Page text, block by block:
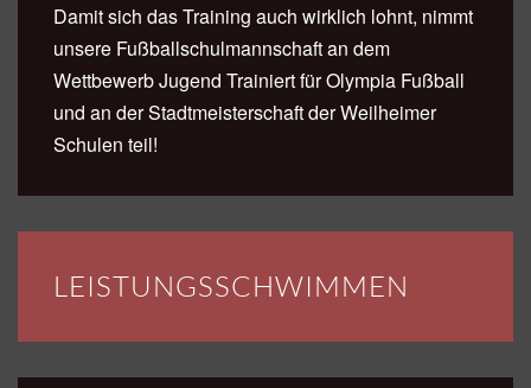
Damit sich das Training auch wirklich lohnt, nimmt
unsere Fußballschulmannschaft an dem
Wettbewerb Jugend Trainiert für Olympia Fußball
und an der Stadtmeisterschaft der Weilheimer
Schulen teil!
LEISTUNGSSCHWIMMEN